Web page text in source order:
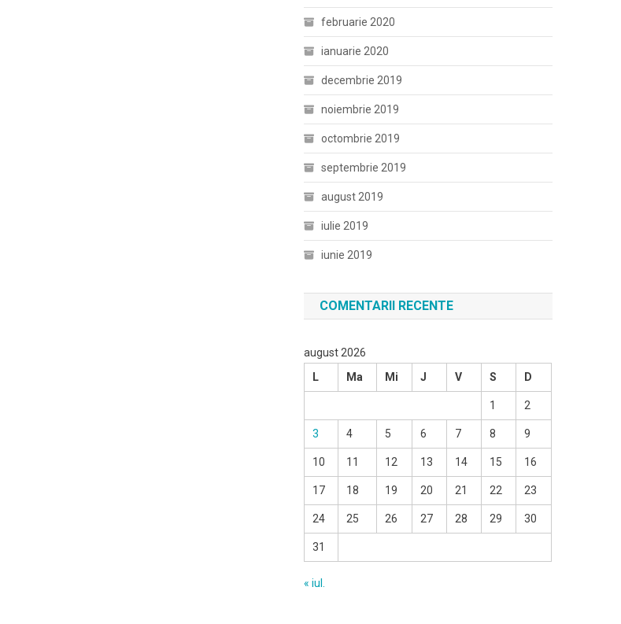
februarie 2020
ianuarie 2020
decembrie 2019
noiembrie 2019
octombrie 2019
septembrie 2019
august 2019
iulie 2019
iunie 2019
COMENTARII RECENTE
august 2026
L
Ma Mi J V S D
1 2
3 4 5 6 7 8 9
10 11 12 13 14 15 16
17 18 19 20 21 22 23
24 25 26 27 28 29 30
31
« iul.